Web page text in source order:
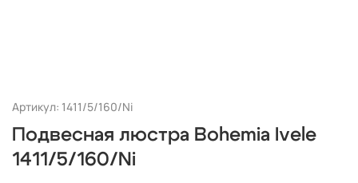
Артикул: 1411/5/160/Ni
Подвесная люстра Bohemia Ivele
1411/5/160/Ni